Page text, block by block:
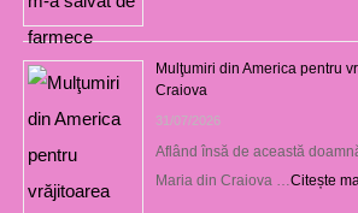
Mulţumiri din America pentru
Craiova
31/07/2026
Aflând însă de această
Maria din Craiova … Citește